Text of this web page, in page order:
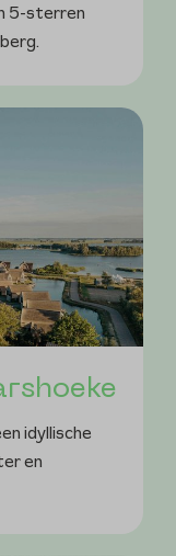
5-sterren
idyllische
en